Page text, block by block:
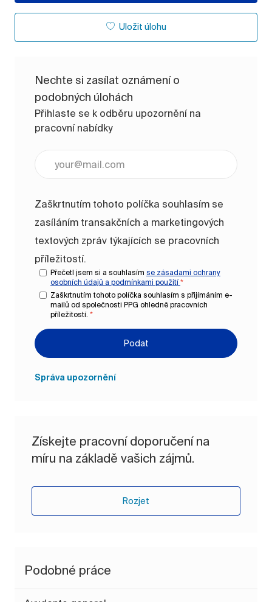
Uložit úlohu
Nechte si zasílat oznámení o
podobných úlohách
Přihlaste se k odběru upozornění na
pracovní nabídky
Zaškrtnutím tohoto políčka souhlasím se
zasíláním transakčních a marketingových
textových zpráv týkajících se pracovních
příležitostí.
Přečetl jsem si a souhlasím se zásadami ochrany
osobních údajů a podmínkami použití *
Zaškrtnutím tohoto políčka souhlasím s přijímáním e-
mailů od společnosti PPG ohledně pracovních
příležitostí. *
Podat
Správa upozornění
Získejte pracovní doporučení na
míru na základě vašich zájmů.
Rozjet
Podobné práce